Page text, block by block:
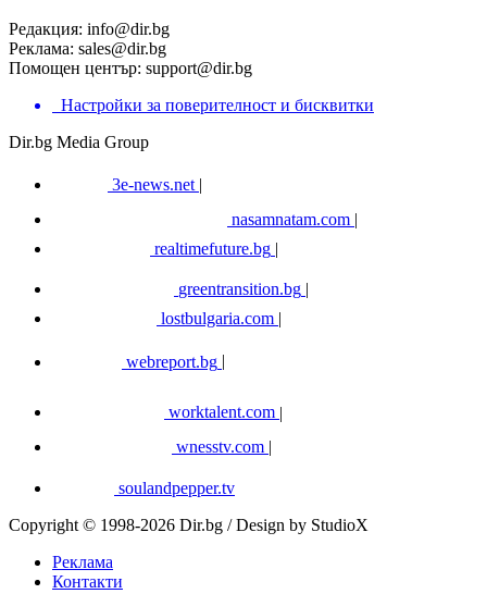
Редакция: info@dir.bg
Реклама: sales@dir.bg
Помощен център: support@dir.bg
Настройки за поверителност и бисквитки
Dir.bg Media Group
3e-news.net |
nasamnatam.com |
realtimefuture.bg |
greentransition.bg |
lostbulgaria.com |
webreport.bg
worktalent.com |
wnesstv.com |
soulandpepper.tv
Copyright © 1998-2026 Dir.bg / Design by StudioX
Реклама
Контакти